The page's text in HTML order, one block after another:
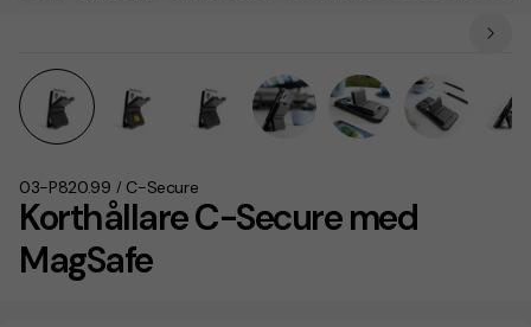
Korthållare C-Secure med
MagSafe
03-P820.99 / C-Secure